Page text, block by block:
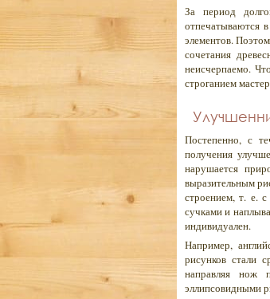
За период
отпечатываются
элементов.
сочетания
неисчерпаемо.
строганием
Постепенно, с
получения
нарушается
выразительным
строением, т. е.
сучками и
индивидуален.
Например,
рисунков стали
направляя нож
эллипсовидными